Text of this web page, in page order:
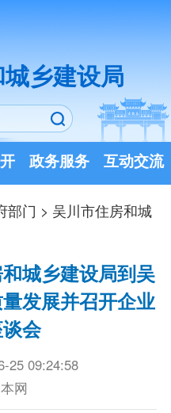
乡建设局
政务服务 互动交流
部门 > 吴川市住房和城
城乡建设局到吴
发展并召开企业
会
25 09:24:58
网